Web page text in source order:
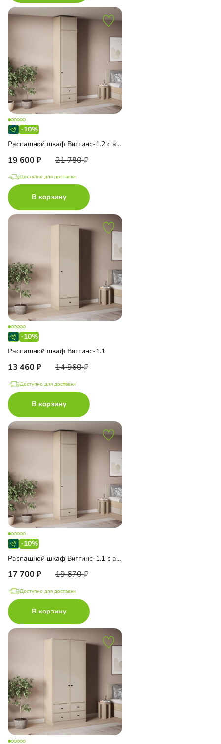
-10%
Распашной шкаф Виггинс-1.2 с антресолью
19 600 21 780
Доступно для доставки
В корзину
-10%
Распашной шкаф Виггинс-1.1
13 460 14 960
Доступно для доставки
В корзину
-10%
Распашной шкаф Виггинс-1.1 с антресолью
17 700 19 670
Доступно для доставки
В корзину